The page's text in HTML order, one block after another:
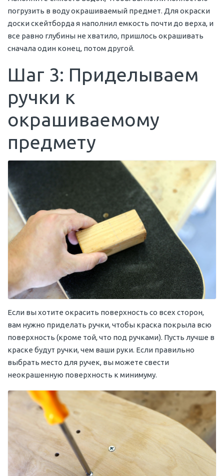
погрузить в воду окрашиваемый предмет. Для окраски
доски скейтборда я наполнил емкость почти до верха, и
все равно глубины не хватило, пришлось окрашивать
сначала один конец, потом другой.
Шаг 3: Приделываем
ручки к
окрашиваемому
предмету
Если вы хотите окрасить поверхность со всех сторон,
вам нужно приделать ручки, чтобы краска покрыла всю
поверхность (кроме той, что под ручками). Пусть лучше в
краске будут ручки, чем ваши руки. Если правильно
выбрать место для ручек, вы можете свести
неокрашенную поверхность к минимуму.